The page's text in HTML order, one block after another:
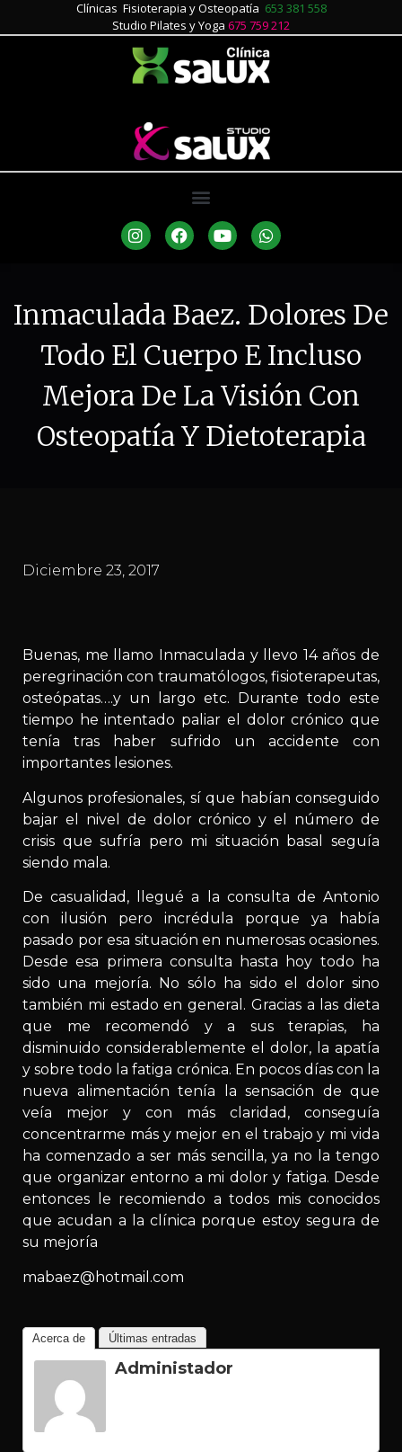
Clínicas Fisioterapia y Osteopatía 653 381 558
Studio Pilates y Yoga 675 759 212
Inmaculada Baez. Dolores De
Todo El Cuerpo E Incluso
Mejora De La Visión Con
Osteopatía Y Dietoterapia
Diciembre 23, 2017
Buenas, me llamo Inmaculada y llevo 14 años de
peregrinación con traumatólogos, fisioterapeutas,
osteópatas….y un largo etc. Durante todo este
tiempo he intentado paliar el dolor crónico que
tenía tras haber sufrido un accidente con
importantes lesiones.
Algunos profesionales, sí que habían conseguido
bajar el nivel de dolor crónico y el número de
crisis que sufría pero mi situación basal seguía
siendo mala.
De casualidad, llegué a la consulta de Antonio
con ilusión pero incrédula porque ya había
pasado por esa situación en numerosas ocasiones.
Desde esa primera consulta hasta hoy todo ha
sido una mejoría. No sólo ha sido el dolor sino
también mi estado en general. Gracias a las dieta
que me recomendó y a sus terapias, ha
disminuido considerablemente el dolor, la apatía
y sobre todo la fatiga crónica. En pocos días con la
nueva alimentación tenía la sensación de que
veía mejor y con más claridad, conseguía
concentrarme más y mejor en el trabajo y mi vida
ha comenzado a ser más sencilla, ya no la tengo
que organizar entorno a mi dolor y fatiga. Desde
entonces le recomiendo a todos mis conocidos
que acudan a la clínica porque estoy segura de
su mejoría
mabaez@hotmail.com
Acerca de Últimas entradas
Administador